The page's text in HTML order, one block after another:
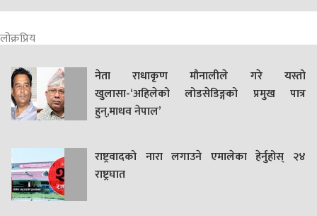
लोक्रप्रिय
नेता राधाकृण मौनालीले गरे यस्तो
खुलासा-‘अहिलेको लोडसेडिङ्गको प्रमुख पात्र
हुन्,माधव नेपाल’
राष्ट्रवादको नारा लगाउने एमालेका हेर्नुहोस् २४
राष्ट्रघात